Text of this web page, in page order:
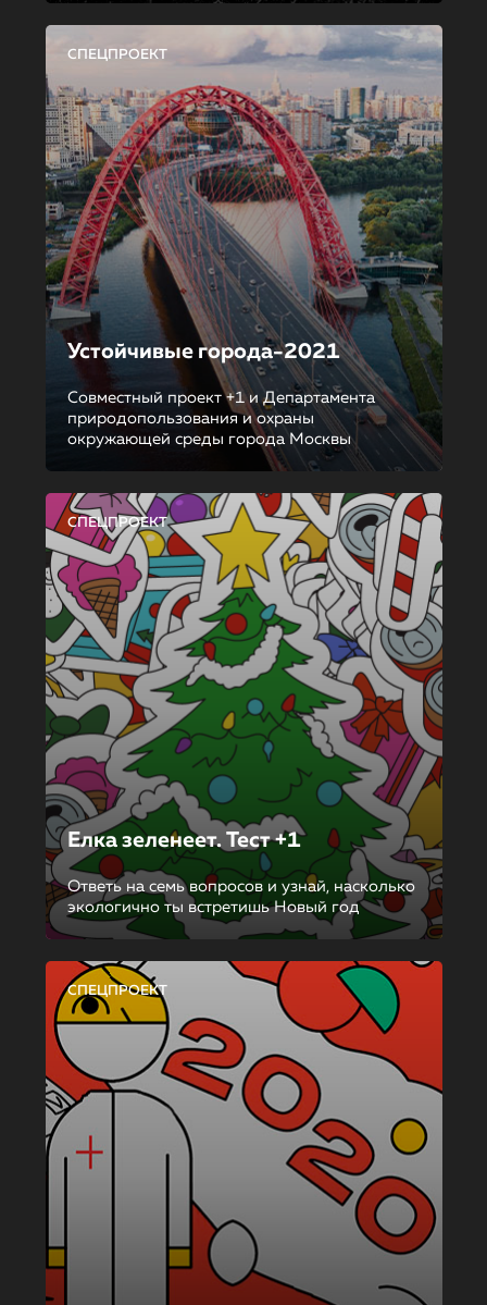
СПЕЦПРОЕКТ
Устойчивые города-2021
Совместный проект +1 и Департамента
природопользования и охраны
окружающей среды города Москвы
СПЕЦПРОЕКТ
Елка зеленеет. Тест +1
Ответь на семь вопросов и узнай, насколько
экологично ты встретишь Новый год
СПЕЦПРОЕКТ